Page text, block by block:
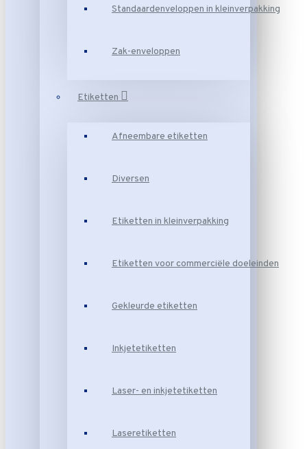
Standaardenveloppen in kleinverpakking
Zak-enveloppen
Etiketten
Afneembare etiketten
Diversen
Etiketten in kleinverpakking
Etiketten voor commerciële doeleinden
Gekleurde etiketten
Inkjetetiketten
Laser- en inkjetetiketten
Laseretiketten